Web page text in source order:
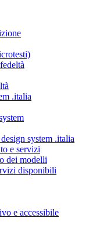
.italia
system .italia
e servizi
dei modelli
disponibili
e accessibile